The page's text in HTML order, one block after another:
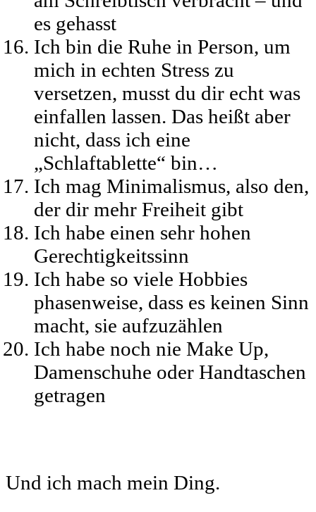
es gehasst
Ich bin die Ruhe in Person, um
mich in echten Stress zu
versetzen, musst du dir echt was
einfallen lassen. Das heißt aber
nicht, dass ich eine
„Schlaftablette“ bin…
Ich mag Minimalismus, also den,
der dir mehr Freiheit gibt
Ich habe einen sehr hohen
Gerechtigkeitssinn
Ich habe so viele Hobbies
phasenweise, dass es keinen Sinn
macht, sie aufzuzählen
Ich habe noch nie Make Up,
Damenschuhe oder Handtaschen
getragen
Und ich mach mein Ding.